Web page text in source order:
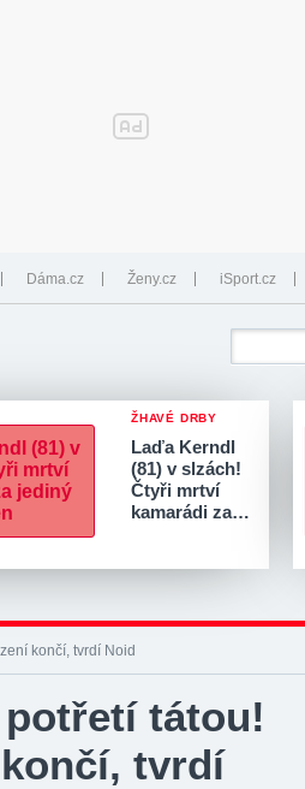
Dáma.cz Ženy.cz iSport.cz
ŽHAVÉ DRBY
Laďa Kerndl
(81) v slzách!
Čtyři mrtví
kamarádi za…
končí, tvrdí Noid
tátou!
tvrdí